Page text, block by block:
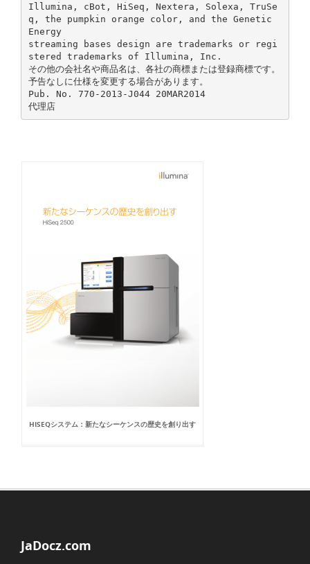
Illumina, cBot, HiSeq, Nextera, Solexa, TruSe
q, the pumpkin orange color, and the Genetic
Energy
streaming bases design are trademarks or regi
stered trademarks of Illumina, Inc.
その他の会社名や商品名は、各社の商標または登録商標です。
予告なしに仕様を変更する場合があります。
Pub. No. 770-2013-J044 20MAR2014
代理店
HISEQシステム：新たなシーケンスの歴史を創り出す
JaDocz.com